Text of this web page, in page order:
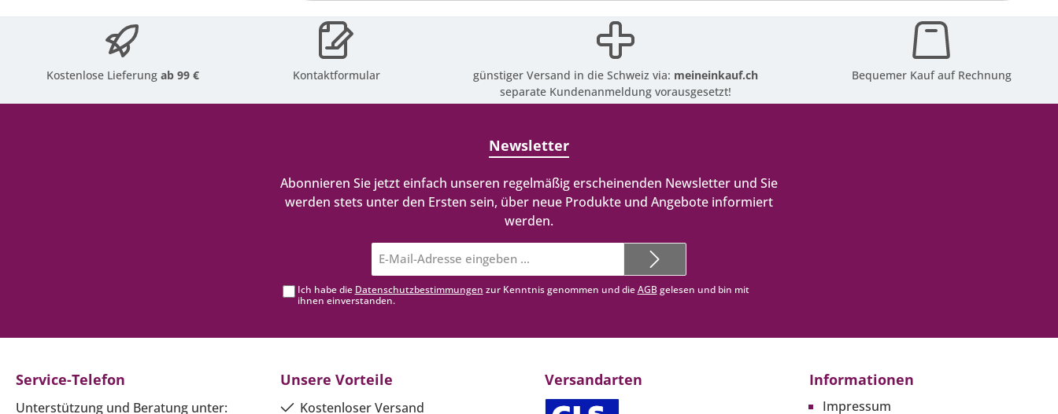
Kostenlose Lieferungab 99 € Kontaktformular günstiger Versand in die Schweiz via: meineinkauf.ch
separate Kundenanmeldung vorausgesetzt!
Bequemer Kauf auf Rechnung
Newsletter
Abonnieren Sie jetzt einfach unseren regelmäßig erscheinenden Newsletter und Sie
werden stets unter den Ersten sein, über neue Produkte und Angebote informiert
werden.
Mail-
Adresse*
Ich habe die Datenschutzbestimmungen zur Kenntnis genommen und dieAGBgelesen und bin mit
ihnen einverstanden.
Service-Telefon
Unterstützung und Beratung unter:
Unsere Vorteile
Kostenloser Versand
Versandarten Informationen
Impressum